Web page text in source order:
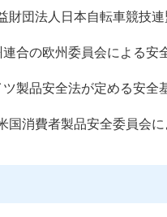
財団法人日本自転車競技
連合の欧州委員会による安
ツ製品安全法が定める安全
国消費者製品安全委員会